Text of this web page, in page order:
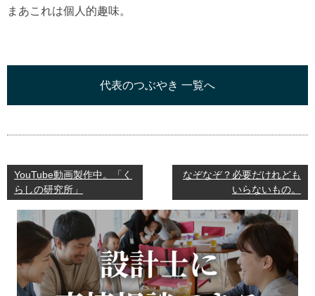
まあこれは個人的趣味。
代表のつぶやき 一覧へ
YouTube動画製作中。「く
らしの研究所」
なぞなぞ？必要だけれども
いらないもの。